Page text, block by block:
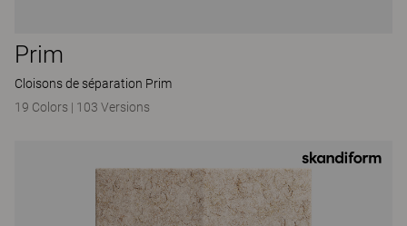
Prim
Cloisons de séparation Prim
19 Colors | 103 Versions